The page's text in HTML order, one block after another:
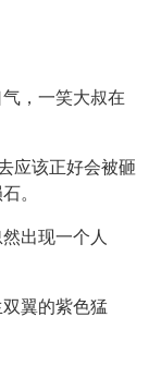
，一笑大叔在
应该正好会被砸
。
出现一个人
翼的紫色猛